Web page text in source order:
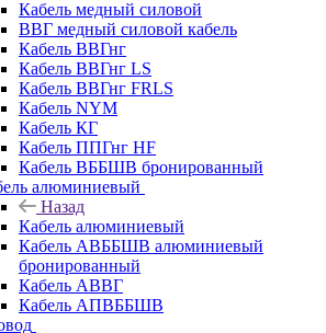
Кабель медный силовой
ВВГ медный силовой кабель
Кабель ВВГнг
Кабель ВВГнг LS
Кабель ВВГнг FRLS
Кабель NYM
Кабель КГ
Кабель ППГнг HF
Кабель ВББШВ бронированный
алюминиевый
Назад
Кабель алюминиевый
Кабель АВББШВ алюминиевый
бронированный
Кабель АВВГ
Кабель АПВББШВ